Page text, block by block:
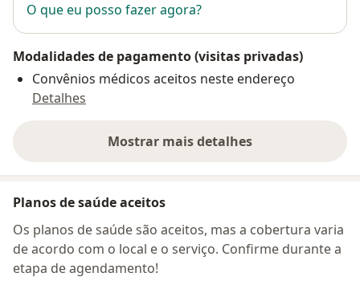
O que eu posso fazer agora?
Modalidades de pagamento (visitas privadas)
Convênios médicos aceitos neste endereço
Detalhes
Mostrar mais detalhes
sobre o endereço
Planos de saúde aceitos
Os planos de saúde são aceitos, mas a cobertura varia
de acordo com o local e o serviço. Confirme durante a
etapa de agendamento!